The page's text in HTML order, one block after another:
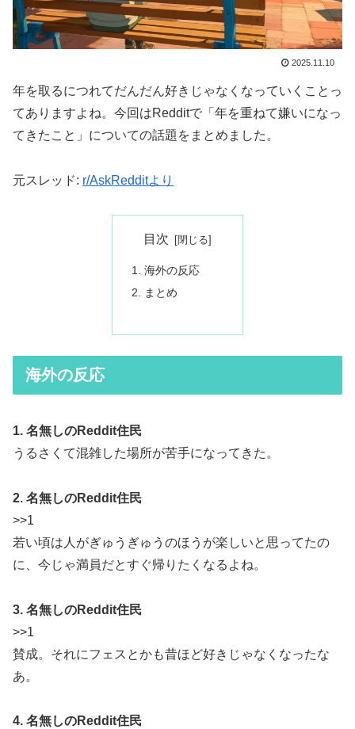
2025.11.10
年を取るにつれてだんだん好きじゃなくなっていくことっ
てありますよね。今回はRedditで「年を重ねて嫌いになっ
てきたこと」についての話題をまとめました。
元スレッド: r/AskRedditより
目次
海外の反応
まとめ
海外の反応
1. 名無しのReddit住民
うるさくて混雑した場所が苦手になってきた。
2. 名無しのReddit住民
>>1
若い頃は人がぎゅうぎゅうのほうが楽しいと思ってたの
に、今じゃ満員だとすぐ帰りたくなるよね。
3. 名無しのReddit住民
>>1
賛成。それにフェスとかも昔ほど好きじゃなくなったな
あ。
4. 名無しのReddit住民